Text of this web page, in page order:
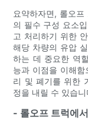
요약하자면, 롤오
의 필수 구성 요소
고 처리하기 위한
해당 차량의 유압
하는 데 중요한 역
능과 이점을 이해
리 및 폐기를 위한
정을 내릴 수 있습니
- 롤오프 트럭에